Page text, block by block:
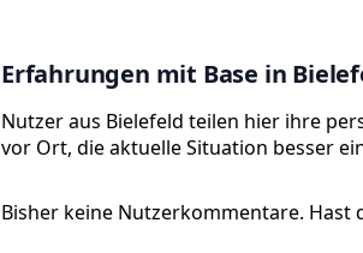
Erfahrungen mit Base in
Nutzer aus Bielefeld teilen hier ihre
vor Ort, die aktuelle Situation besser
Bisher keine Nutzerkommentare. Hast